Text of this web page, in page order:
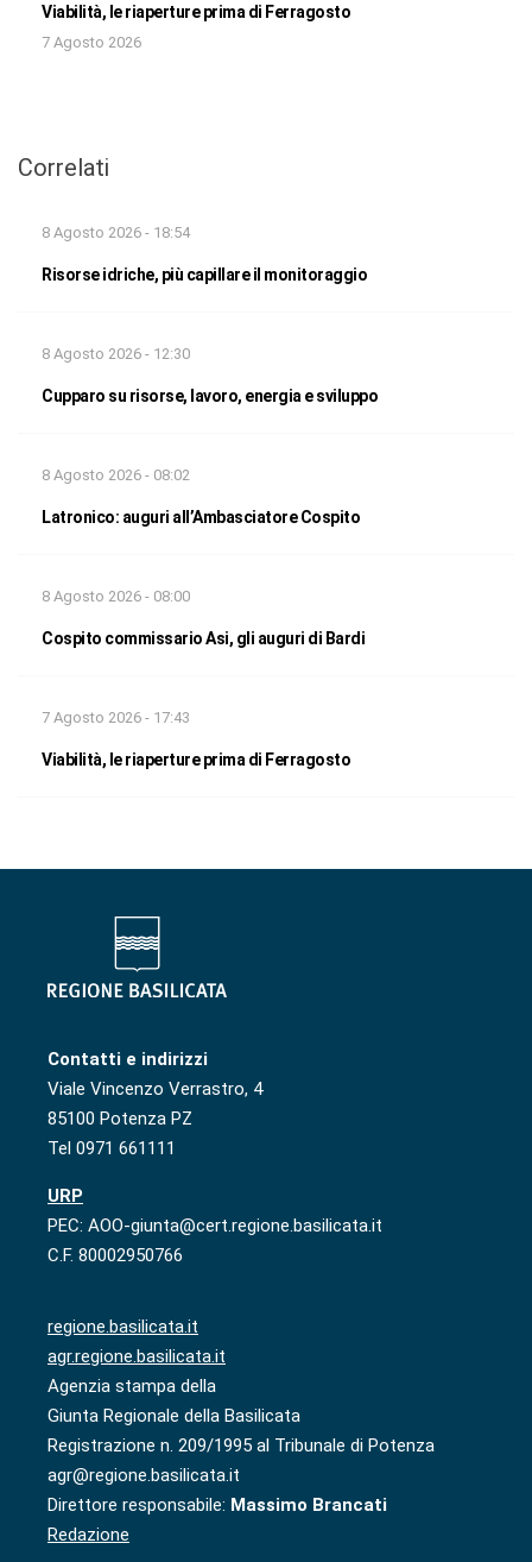
Viabilità, le riaperture prima di Ferragosto
7 Agosto 2026
Correlati
8 Agosto 2026 - 18:54
Risorse idriche, più capillare il monitoraggio
8 Agosto 2026 - 12:30
Cupparo su risorse, lavoro, energia e sviluppo
8 Agosto 2026 - 08:02
Latronico: auguri all’Ambasciatore Cospito
8 Agosto 2026 - 08:00
Cospito commissario Asi, gli auguri di Bardi
7 Agosto 2026 - 17:43
Viabilità, le riaperture prima di Ferragosto
Contatti e indirizzi
Viale Vincenzo Verrastro, 4
85100 Potenza PZ
Tel 0971 661111
URP
PEC: AOO-giunta@cert.regione.basilicata.it
C.F. 80002950766
regione.basilicata.it
agr.regione.basilicata.it
Agenzia stampa della
Giunta Regionale della Basilicata
Registrazione n. 209/1995 al Tribunale di Potenza
agr@regione.basilicata.it
Direttore responsabile: Massimo Brancati
Redazione